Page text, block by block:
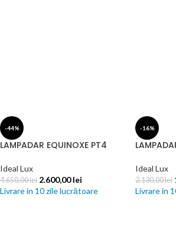
-44%
LAMPADAR EQUINOXE PT4
Ideal Lux
4.650,00lei 2.600,00lei
Livrare in 10 zile lucrătoare
-16%
Ideal Lux
2.130,00lei
Livrare in